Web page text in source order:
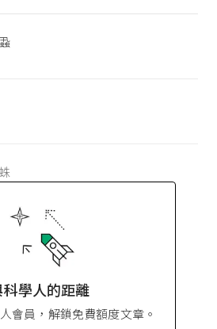
學人的距離
會員，解鎖免費額度文章。